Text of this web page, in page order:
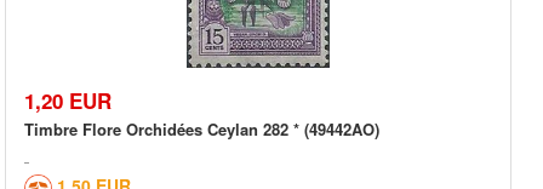
1,20 EUR
Timbre Flore Orchidées Ceylan 282 * (49442AO)